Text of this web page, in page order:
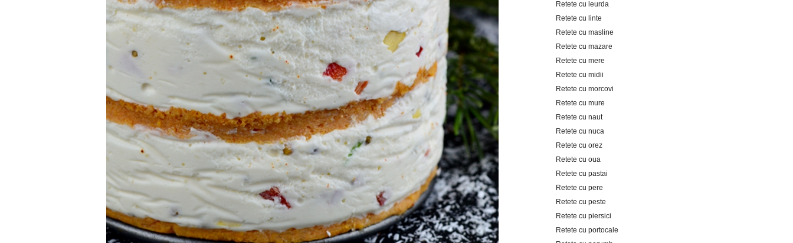
Retete cu leurda
Retete cu linte
Retete cu masline
Retete cu mazare
Retete cu mere
Retete cu midii
Retete cu morcovi
Retete cu mure
Retete cu naut
Retete cu nuca
Retete cu orez
Retete cu oua
Retete cu pastai
Retete cu pere
Retete cu peste
Retete cu piersici
Retete cu portocale